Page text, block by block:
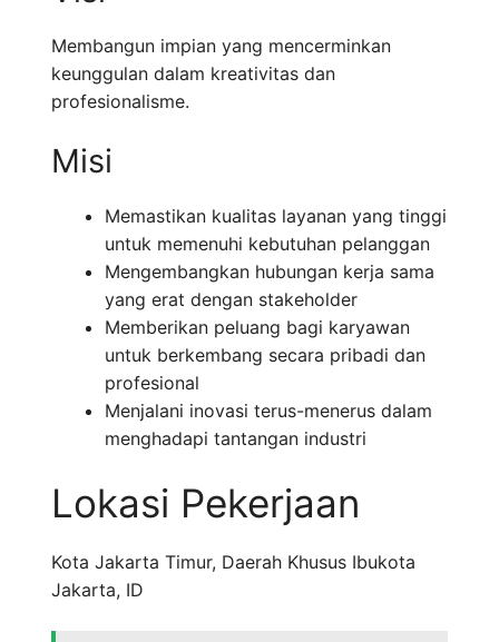
Membangun impian yang mencerminkan
keunggulan dalam kreativitas dan
profesionalisme.
Misi
Memastikan kualitas layanan yang tinggi
untuk memenuhi kebutuhan pelanggan
Mengembangkan hubungan kerja sama
yang erat dengan stakeholder
Memberikan peluang bagi karyawan
untuk berkembang secara pribadi dan
profesional
Menjalani inovasi terus-menerus dalam
menghadapi tantangan industri
Lokasi Pekerjaan
Kota Jakarta Timur, Daerah Khusus Ibukota
Jakarta, ID